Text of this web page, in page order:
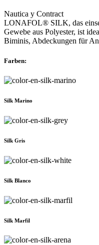
Nautica y Contract
LONAFOL® SILK, das
Gewebe aus Polyester, ist
Biminis, Abdeckungen für
Farben:
Silk Marino
Silk Gris
Silk Blanco
Silk Marfil